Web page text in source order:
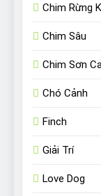
Chim Rừng
Chim Sâu
Chim Sơn
Chó Cảnh
Finch
Giải Trí
Love Dog